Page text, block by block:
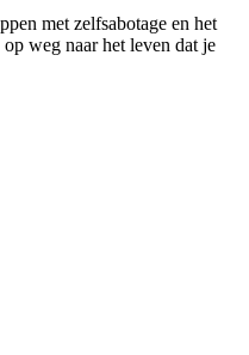
met zelfsabotage en het
weg naar het leven dat je